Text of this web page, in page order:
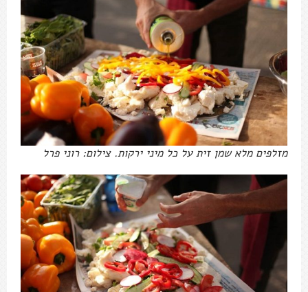
מזלפים מלא שמן זית על כל מיני ירקות. צילום: רוני פרל